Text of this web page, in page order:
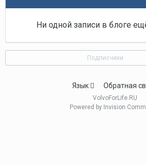
Ни одной записи в блоге
Подписчики
Язык Обратная
VolvoForLife.RU
Powered by Invision